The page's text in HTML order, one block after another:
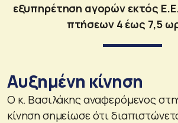
εξυπηρέτηση αγορών εκτός Ε.Ε.
πτήσεων 4 έως 7,5
Αυξημένη κίνηση
Ο κ. Βασιλάκης αναφερόμενος
κίνηση σημείωσε ότι